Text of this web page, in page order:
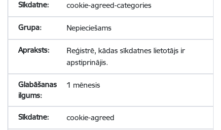
cookie-agreed-categories
Nepieciešams
Reģistrē, kādas sīkdatnes lietotājs ir
apstiprinājis.
1 mēnesis
cookie-agreed